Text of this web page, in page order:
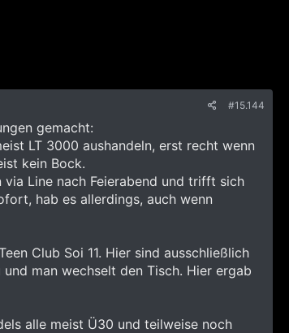
#15.144
gemacht:
LT 3000 aushandeln, erst recht wenn
kein Bock.
Line nach Feierabend und trifft sich
hab es allerdings, auch wenn
Club Soi 11. Hier sind ausschließlich
man wechselt den Tisch. Hier ergab
alle meist Ü30 und teilweise noch